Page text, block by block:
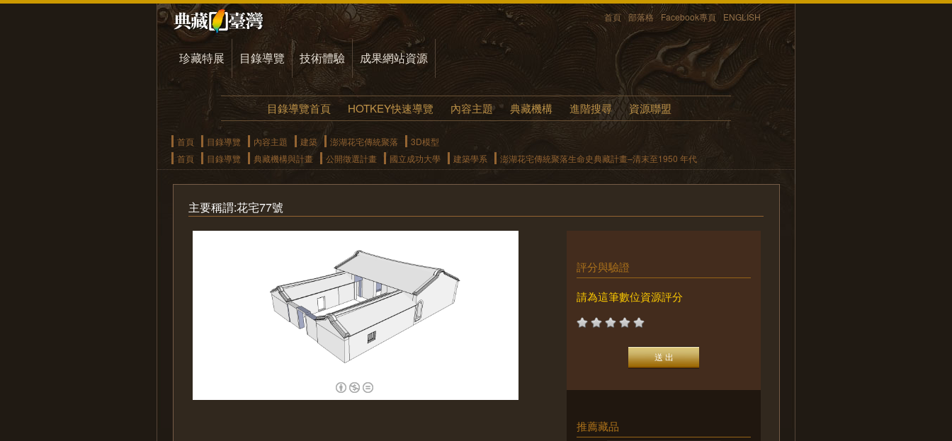
首頁 部落格 Facebook專頁 ENGLISH
珍藏特展 目錄導覽 技術體驗 成果網站資源
目錄導覽首頁 HOTKEY快速導覽 內容主題 典藏機構 進階搜尋 資源聯盟
首頁 目錄導覽 內容主題 建築 澎湖花宅傳統聚落
3D模型
首頁
目錄導覽 典藏機構與計畫 公開徵選計畫 國立成功大學 建築學系 澎湖花宅傳統聚落生命史典藏計畫–清末至1950 年代
主要稱謂:花宅77號
評分與驗證
請為這筆數位資源評分
推薦藏品